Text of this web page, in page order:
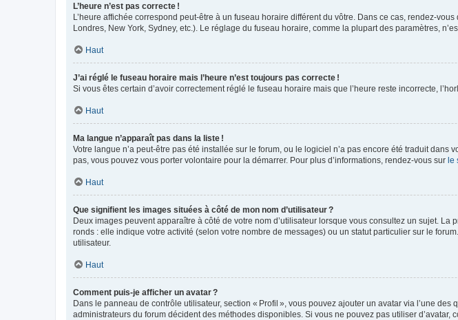
L’heure n’est pas correcte !
L’heure affichée correspond peut-être à un fuseau horaire différent du vôtre. Dans ce cas, rendez-
Londres, New York, Sydney, etc.). Le réglage du fuseau horaire, comme la plupart des paramètres,
Haut
J’ai réglé le fuseau horaire mais l’heure n’est toujours pas correcte !
Si vous êtes certain d’avoir correctement réglé le fuseau horaire mais que l’heure reste incorrecte,
Haut
Ma langue n’apparaît pas dans la liste !
Votre langue n’a peut-être pas été installée sur le forum, ou le logiciel n’a pas encore été traduit
pas, vous pouvez vous porter volontaire pour la démarrer. Pour plus d’informations, rendez-vous sur le
Haut
Que signifient les images situées à côté de mon nom d’utilisateur ?
Deux images peuvent apparaître à côté de votre nom d’utilisateur lorsque vous consultez un sujet.
ronds : elle indique votre activité (selon votre nombre de messages) ou un statut particulier sur le
utilisateur.
Haut
Comment puis-je afficher un avatar ?
Dans le panneau de contrôle utilisateur, section « Profil », vous pouvez ajouter un avatar via l’une
administrateurs du forum décident des méthodes disponibles. Si vous ne pouvez pas utiliser d’avatar,